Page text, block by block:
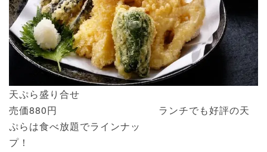
天ぷら盛り合せ
売価880円 ランチでも好評の天
ぷらは食べ放題でラインナッ
プ！